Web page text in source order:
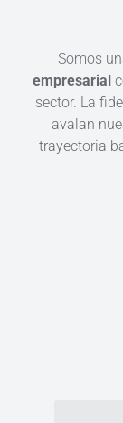
Somos
empresarial
sector. La
avalan
trayectoria